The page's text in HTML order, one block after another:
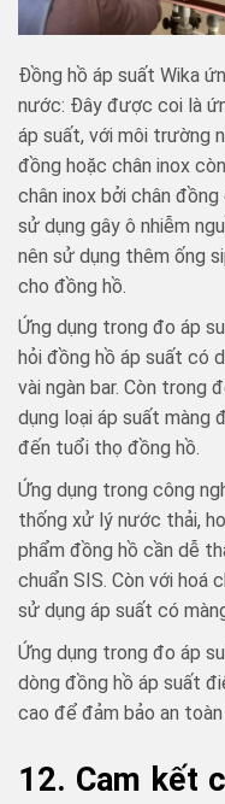
Đồng hồ áp suất Wika
nước: Đây được coi là
áp suất, với môi trường
đồng hoặc chân inox
chân inox bởi chân
sử dụng gây ô nhiễm
nên sử dụng thêm ống
cho đồng hồ.
Ứng dụng trong đo áp
hỏi đồng hồ áp suất có
vài ngàn bar. Còn trong
dụng loại áp suất màng
đến tuổi thọ đồng hồ.
Ứng dụng trong công
thống xử lý nước thải,
phẩm đồng hồ cần dễ
chuẩn SIS. Còn với hoá
sử dụng áp suất có
Ứng dụng trong đo áp
dòng đồng hồ áp suất
cao để đảm bảo an
12. Cam kết